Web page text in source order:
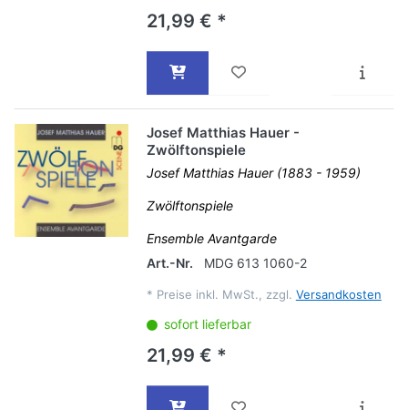
21,99 € *
Josef Matthias Hauer -
Zwölftonspiele
Josef Matthias Hauer (1883 - 1959)
Zwölftonspiele
Ensemble Avantgarde
Art.-Nr.
MDG 613 1060-2
* Preise inkl. MwSt., zzgl. Versandkosten
sofort lieferbar
21,99 € *